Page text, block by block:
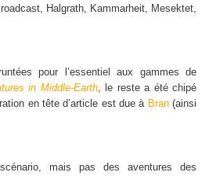
Halgrath, Kammarheit, Mesektet,
pour l’essentiel aux gammes de
in Middle-Earth, le reste a été chipé
en tête d’article est due à Bran(ainsi
mais pas des aventures des